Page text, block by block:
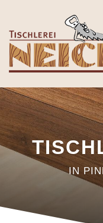
IN